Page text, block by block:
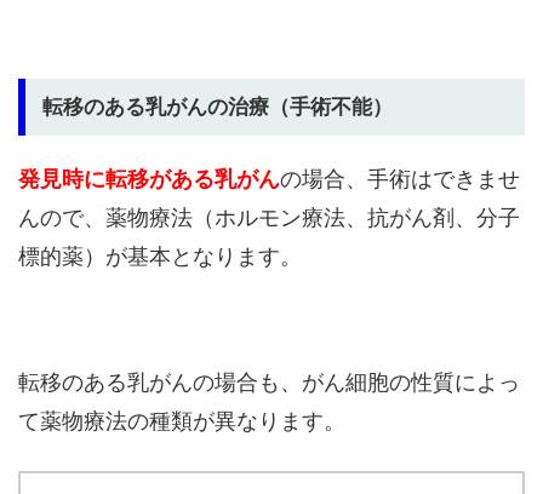
転移のある乳がんの治療（手術不能）
発見時に転移がある乳がんの場合、手術はできませ
んので、薬物療法（ホルモン療法、抗がん剤、分子
標的薬）が基本となります。
転移のある乳がんの場合も、がん細胞の性質によっ
て薬物療法の種類が異なります。